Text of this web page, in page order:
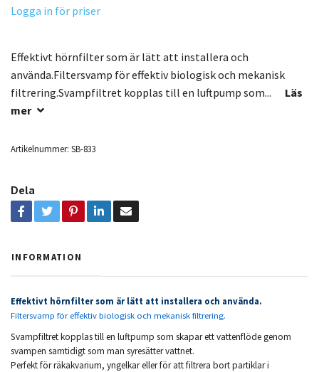
Logga in för priser
Effektivt hörnfilter som är lätt att installera och
använda.Filtersvamp för effektiv biologisk och mekanisk
filtrering.Svampfiltret kopplas till en luftpump som...
Läs
mer
Artikelnummer: SB-833
Dela
INFORMATION
Effektivt hörnfilter som är lätt att installera och använda.
Filtersvamp för effektiv biologisk och mekanisk filtrering.
Svampfiltret kopplas till en luftpump som skapar ett vattenflöde genom
svampen samtidigt som man syresätter vattnet.
Perfekt för räkakvarium, yngelkar eller för att filtrera bort partiklar i